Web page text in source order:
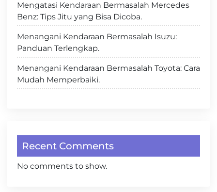
Mengatasi Kendaraan Bermasalah Mercedes
Benz: Tips Jitu yang Bisa Dicoba.
Menangani Kendaraan Bermasalah Isuzu:
Panduan Terlengkap.
Menangani Kendaraan Bermasalah Toyota: Cara
Mudah Memperbaiki.
Recent Comments
No comments to show.